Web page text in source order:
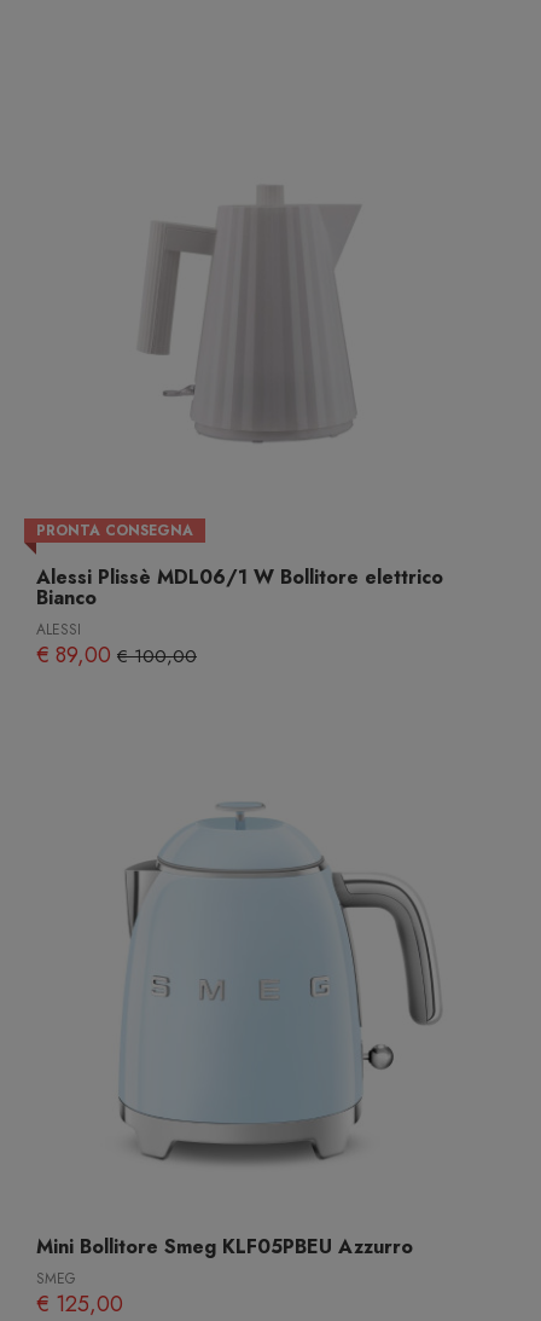
PRONTA CONSEGNA
Alessi Plissè MDL06/1 W Bollitore elettrico
Bianco
ALESSI
€ 89,00 € 100,00
Mini Bollitore Smeg KLF05PBEU Azzurro
SMEG
€ 125,00